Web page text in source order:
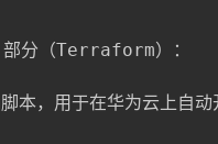
分（Terraform）：
，用于在华为云上自动